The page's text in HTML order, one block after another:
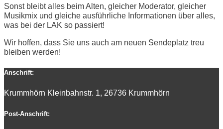
Sonst bleibt alles beim Alten, gleicher Moderator, gleicher
Musikmix und gleiche ausführliche Informationen über alles,
was bei der LAK so passiert!
Wir hoffen, dass Sie uns auch am neuen Sendeplatz treu
bleiben werden!
Anschrift:
Krummhörn Kleinbahnstr. 1, 26736 Krummhörn
Post-Anschrift: